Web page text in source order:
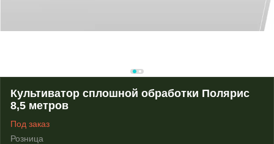
Культиватор сплошной обработки Полярис
8,5 метров
Под заказ
Розница